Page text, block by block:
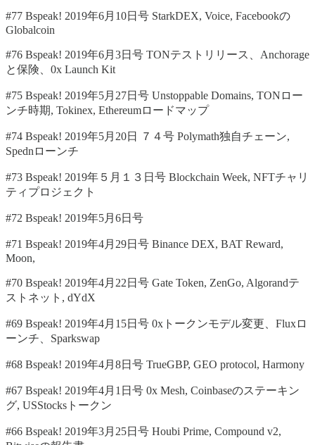
#77 Bspeak! 2019年6月10日号 StarkDEX, Voice, Facebookの
Globalcoin
#76 Bspeak! 2019年6月3日号 TONテストリリース、Anchorage
と保険、0x Launch Kit
#75 Bspeak! 2019年5月27日号 Unstoppable Domains, TONロー
ンチ時期, Tokinex, Ethereumロードマップ
#74 Bspeak! 2019年5月20日 ７４号 Polymath独自チェーン,
Spednローンチ
#73 Bspeak! 2019年５月１３日号 Blockchain Week, NFTチャリ
ティプロジェクト
#72 Bspeak! 2019年5月6日号
#71 Bspeak! 2019年4月29日号 Binance DEX, BAT Reward,
Moon,
#70 Bspeak! 2019年4月22日号 Gate Token, ZenGo, Algorandテ
ストネット, dYdX
#69 Bspeak! 2019年4月15日号 0xトークンモデル変更、Fluxロ
ーンチ、Sparkswap
#68 Bspeak! 2019年4月8日号 TrueGBP, GEO protocol, Harmony
#67 Bspeak! 2019年4月1日号 0x Mesh, Coinbaseのステーキン
グ, USStocksトークン
#66 Bspeak! 2019年3月25日号 Houbi Prime, Compound v2,